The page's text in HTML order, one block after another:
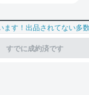
すでに成約済です